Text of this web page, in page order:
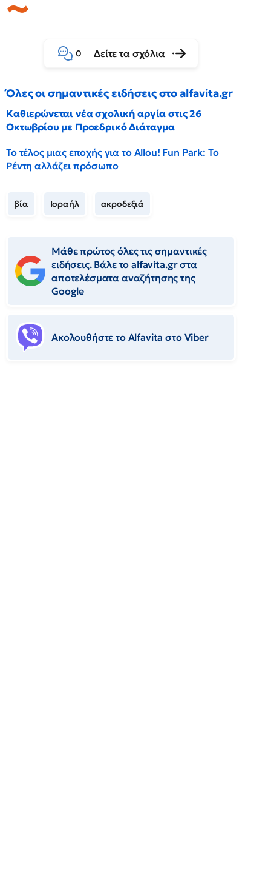
0 Δείτε τα σχόλια
Όλες οι σημαντικές ειδήσεις στο alfavita.gr
Καθιερώνεται νέα σχολική αργία στις 26
Οκτωβρίου με Προεδρικό Διάταγμα
Το τέλος μιας εποχής για το Allou! Fun Park: Το
Ρέντη αλλάζει πρόσωπο
βία Ισραήλ ακροδεξιά
Μάθε πρώτος όλες τις σημαντικές
ειδήσεις. Βάλε το alfavita.gr στα
αποτελέσματα αναζήτησης της
Google
Ακολουθήστε το Αlfavita στο Viber